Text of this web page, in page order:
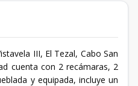
III, El Tezal, Cabo San
cuenta con 2 recámaras, 2
y equipada, incluye un